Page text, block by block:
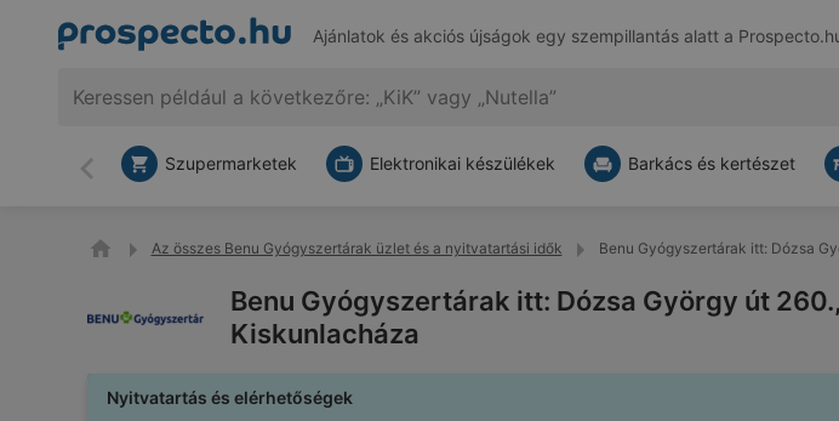
Ajánlatok és akciós újságok egy szempillantás alatt a
Vissza
Szupermarketek Elektronikai készülékek Barkács és kertészet
Az összes Benu Gyógyszertárak üzlet és a nyitvatartási idők Benu Gyógyszertárak itt: Dózsa
Benu Gyógyszertárak itt: Dózsa György út
Kiskunlacháza
Nyitvatartás és elérhetőségek